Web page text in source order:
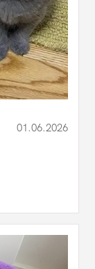
01.06.2026